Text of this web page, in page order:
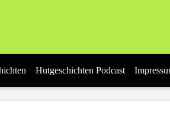
Hutgeschichten Podcast